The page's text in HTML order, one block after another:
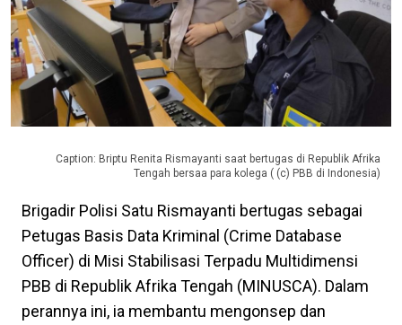
Caption: Briptu Renita Rismayanti saat bertugas di Republik Afrika
Tengah bersaa para kolega ( (c) PBB di Indonesia)
Brigadir Polisi Satu Rismayanti bertugas sebagai
Petugas Basis Data Kriminal (Crime Database
Officer) di Misi Stabilisasi Terpadu Multidimensi
PBB di Republik Afrika Tengah (MINUSCA). Dalam
perannya ini, ia membantu mengonsep dan